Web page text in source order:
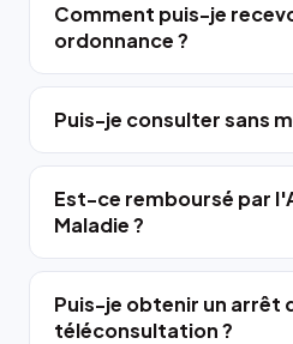
Comment puis-je
ordonnance ?
Puis-je consulter sans
Est-ce remboursé par
Maladie ?
Puis-je obtenir un arrêt
téléconsultation ?